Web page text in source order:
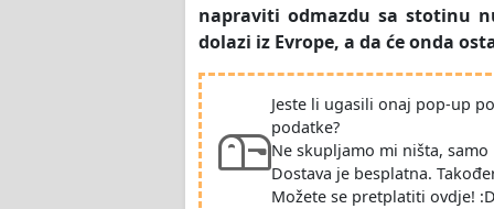
napraviti odmazdu sa stotinu
dolazi iz Evrope, a da će onda
Jeste li ugasili onaj pop-up
podatke?
Ne skupljamo mi ništa,
Dostava je besplatna.
Možete se pretplatiti ovdje!